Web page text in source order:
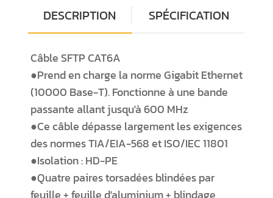
DESCRIPTION SPÉCIFICATION
Câble SFTP CAT6A
●Prend en charge la norme Gigabit Ethernet
(10000 Base-T). Fonctionne à une bande
passante allant jusqu'à 600 MHz
●Ce câble dépasse largement les exigences
des normes TIA/EIA-568 et ISO/IEC 11801
●Isolation : HD-PE
●Quatre paires torsadées blindées par
feuille + feuille d'aluminium + blindage